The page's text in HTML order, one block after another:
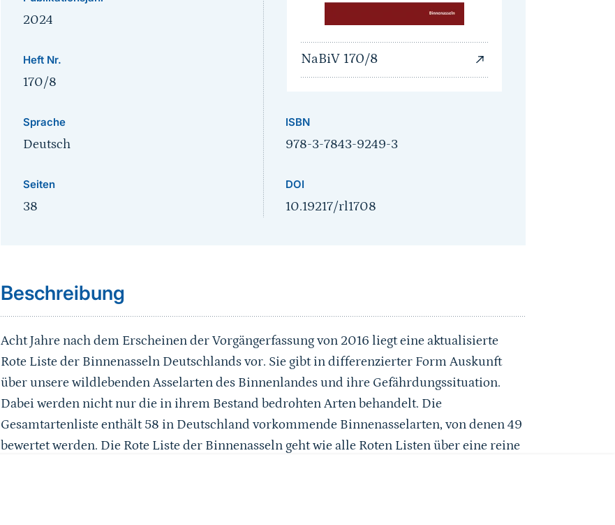
2024
Heft Nr.
170/8
Sprache
Deutsch
Seiten
38
NaBiV 170/8
ISBN
978-3-7843-9249-3
DOI
10.19217/rl1708
Beschreibung
Acht Jahre nach dem Erscheinen der Vorgängerfassung von 2016 liegt eine aktualisierte
Rote Liste der Binnenasseln Deutschlands vor. Sie gibt in differenzierter Form Auskunft
über unsere wildlebenden Asselarten des Binnenlandes und ihre Gefährdungssituation.
Dabei werden nicht nur die in ihrem Bestand bedrohten Arten behandelt. Die
Gesamtartenliste enthält 58 in Deutschland vorkommende Binnenasselarten, von denen 49
bewertet werden. Die Rote Liste der Binnenasseln geht wie alle Roten Listen über eine reine